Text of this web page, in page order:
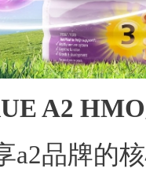
A2 HMO
a2品牌的